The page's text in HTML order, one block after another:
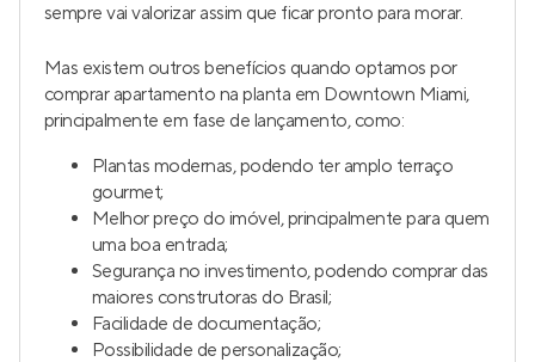
sempre vai valorizar assim que ficar pronto para morar.
Mas existem outros benefícios quando optamos por
comprar apartamento na planta em Downtown Miami,
principalmente em fase de lançamento, como:
Plantas modernas, podendo ter amplo terraço
gourmet;
Melhor preço do imóvel, principalmente para quem
uma boa entrada;
Segurança no investimento, podendo comprar das
maiores construtoras do Brasil;
Facilidade de documentação;
Possibilidade de personalização;